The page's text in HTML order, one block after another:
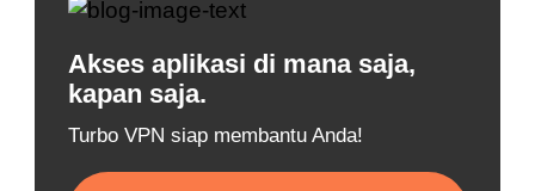
Akses aplikasi di mana saja,
kapan saja.
Turbo VPN siap membantu Anda!